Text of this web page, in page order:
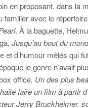
en proposant, dans la
familier avec le
. À la baguette,
Jusqu’au bout du
et d’humour mêlés qui
le genre n’avait
office. Un des plus
faire un film à partir
Jerry Bruckheimer,